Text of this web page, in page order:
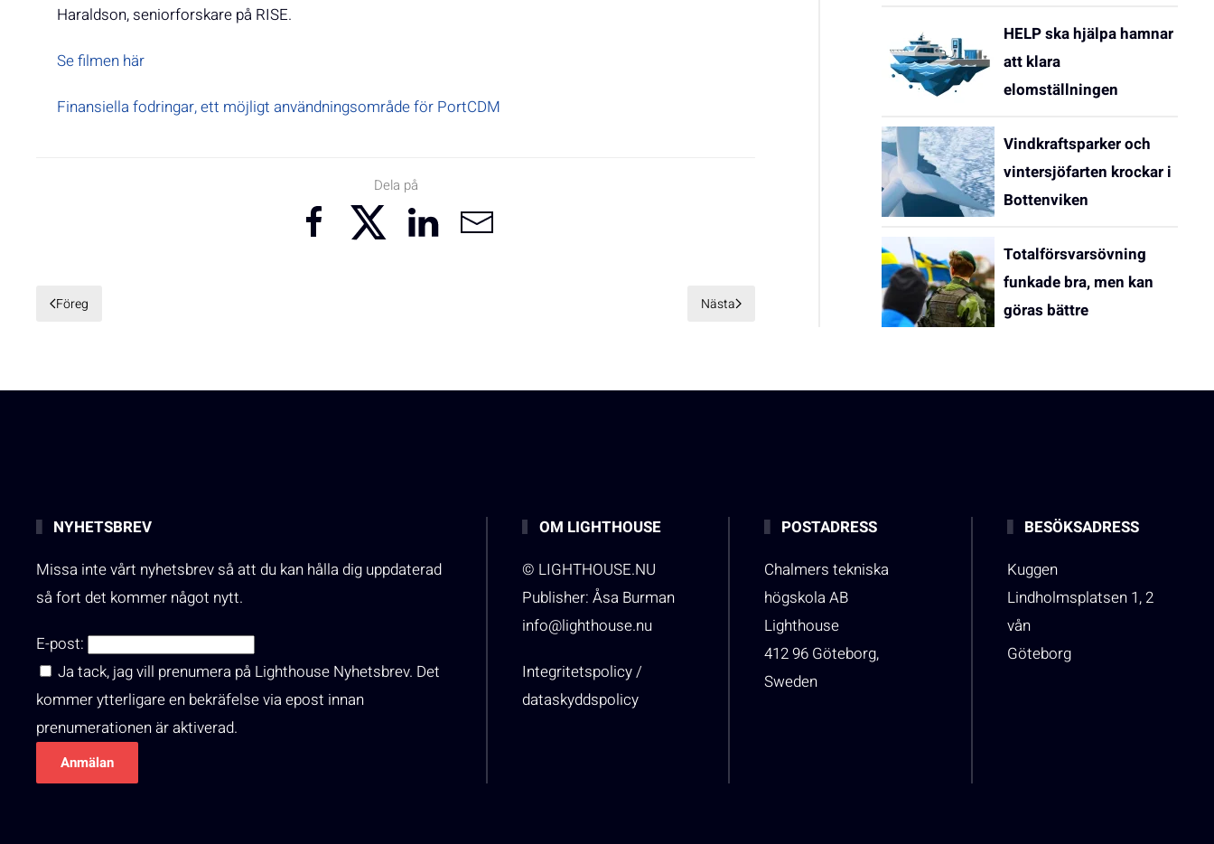
Haraldson, seniorforskare på RISE.
Se filmen här
Finansiella fodringar, ett möjligt användningsområde för PortCDM
Dela på
Föreg Nästa
HELP ska hjälpa hamnar
att klara
elomställningen
Vindkraftsparker och
vintersjöfarten krockar i
Bottenviken
Totalförsvarsövning
funkade bra, men kan
göras bättre
NYHETSBREV
Missa inte vårt nyhetsbrev så att du kan hålla dig uppdaterad
så fort det kommer något nytt.
E-post:
Ja tack, jag vill prenumera på Lighthouse Nyhetsbrev. Det
kommer ytterligare en bekräfelse via epost innan
prenumerationen är aktiverad.
OM LIGHTHOUSE
© LIGHTHOUSE.NU
Publisher: Åsa Burman
info@lighthouse.nu
Integritetspolicy /
dataskyddspolicy
POSTADRESS
Chalmers tekniska
högskola AB
Lighthouse
412 96 Göteborg,
Sweden
BESÖKSADRESS
Kuggen
Lindholmsplatsen 1, 2
vån
Göteborg